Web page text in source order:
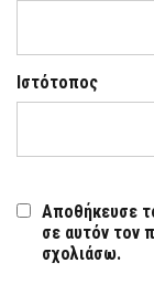
Ιστότοπος
Αποθήκευσε
σε αυτόν τον
σχολιάσω.